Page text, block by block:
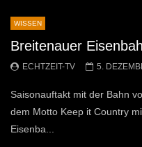
WISSEN
Breitenauer
ECHTZEIT-TV 5.
Saisonauftakt mit der Bahn
dem Motto Keep it Country
Eisenba...